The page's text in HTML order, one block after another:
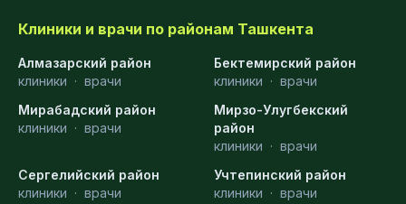
Клиники и врачи по районам Ташкента
Алмазарский район
клиники · врачи
Бектемирский район
клиники · врачи
Мирабадский район
клиники · врачи
Мирзо-Улугбекский
район
клиники · врачи
Сергелийский район
клиники · врачи
Учтепинский район
клиники · врачи